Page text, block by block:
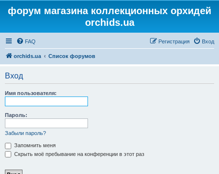
форум магазина коллекционных орхидей
orchids.ua
FAQ Вход
Регистрация
orchids.ua Список форумов
Вход
Имя пользователя:
Пароль:
Забыли пароль?
Запомнить меня
Скрыть моё пребывание на конференции в этот раз